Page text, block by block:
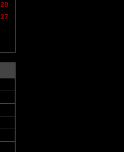
20
27